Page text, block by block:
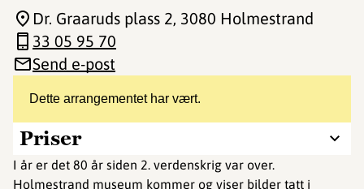
Dette arrangementet har vært.
Priser
I år er det 80 år siden 2. verdenskrig var over.
Holmestrand museum kommer og viser bilder tatt i
Dr. Graaruds plass 2, 3080 Holmestrand
33 05 95 70
Send e-post